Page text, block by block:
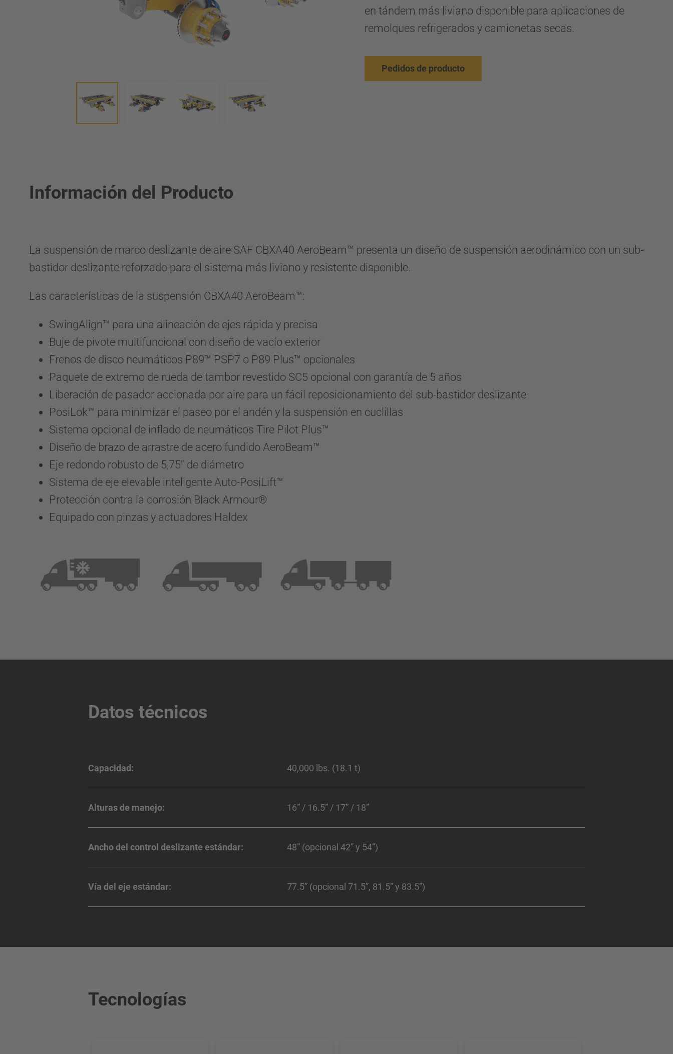
en tándem más liviano disponible para aplicaciones de
remolques refrigerados y camionetas secas.
Pedidos de producto
Información del Producto
La suspensión de marco deslizante de aire SAF CBXA40 AeroBeam™ presenta un diseño de suspensión aerodinámico con un sub-
bastidor deslizante reforzado para el sistema más liviano y resistente disponible.
Las características de la suspensión CBXA40 AeroBeam™:
SwingAlign™ para una alineación de ejes rápida y precisa
Buje de pivote multifuncional con diseño de vacío exterior
Frenos de disco neumáticos P89™ PSP7 o P89 Plus™ opcionales
Paquete de extremo de rueda de tambor revestido SC5 opcional con garantía de 5 años
Liberación de pasador accionada por aire para un fácil reposicionamiento del sub-bastidor deslizante
PosiLok™ para minimizar el paseo por el andén y la suspensión en cuclillas
Sistema opcional de inflado de neumáticos Tire Pilot Plus™
Diseño de brazo de arrastre de acero fundido AeroBeam™
Eje redondo robusto de 5,75” de diámetro
Sistema de eje elevable inteligente Auto-PosiLift™
Protección contra la corrosión Black Armour®
Equipado con pinzas y actuadores Haldex
Datos técnicos
Capacidad: 40,000 lbs. (18.1 t)
Alturas de manejo: 16” / 16.5” / 17” / 18”
Ancho del control deslizante estándar: 48” (opcional 42” y 54”)
Vía del eje estándar: 77.5” (opcional 71.5”, 81.5” y 83.5”)
Tecnologías